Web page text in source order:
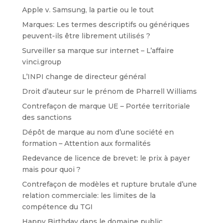
Apple v. Samsung, la partie ou le tout
Marques: Les termes descriptifs ou génériques
peuvent-ils être librement utilisés ?
Surveiller sa marque sur internet – L’affaire
vinci.group
L’INPI change de directeur général
Droit d’auteur sur le prénom de Pharrell Williams
Contrefaçon de marque UE – Portée territoriale
des sanctions
Dépôt de marque au nom d’une société en
formation – Attention aux formalités
Redevance de licence de brevet: le prix à payer
mais pour quoi ?
Contrefaçon de modèles et rupture brutale d’une
relation commerciale: les limites de la
compétence du TGI